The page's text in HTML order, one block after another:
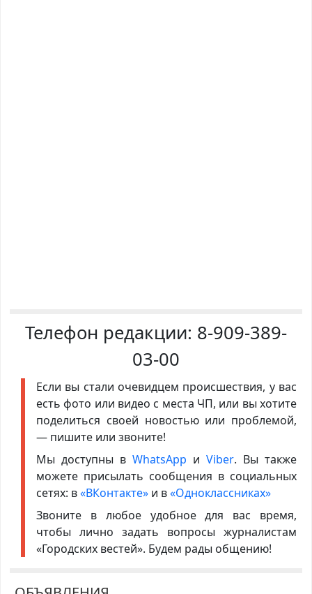
Телефон редакции: 8-909-389-
03-00
Если вы стали очевидцем происшествия, у вас
есть фото или видео с места ЧП, или вы хотите
поделиться своей новостью или проблемой,
— пишите или звоните!
Мы доступны в WhatsApp иViber. Вы также
можете присылать сообщения в социальных
сетях: в«ВКонтакте»и в«Одноклассниках»
Звоните в любое удобное для вас время,
чтобы лично задать вопросы журналистам
«Городских вестей». Будем рады общению!